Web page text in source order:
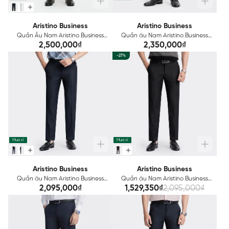
Aristino Business
Quần Âu Nam Aristino Business
Regular Fit 1TR0220Z
2,500,000₫
Aristino Business
Quần âu Nam Aristino Business
Slim 1TR0080Z
2,350,000₫
Mua sỉ
Aristino Business
Quần âu Nam Aristino Business
Wool 1TR0110Z
2,095,000₫
-27%
Mua sỉ
Aristino Business
Quần âu Nam Aristino Business
Wool 1TR0150Z
1,529,350₫2,095,000₫